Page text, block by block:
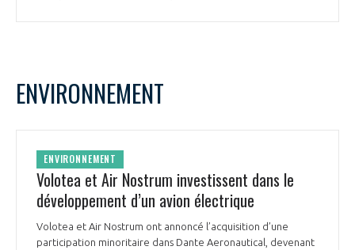
ENVIRONNEMENT
ENVIRONNEMENT
Volotea et Air Nostrum investissent dans le
développement d’un avion électrique
Volotea et Air Nostrum ont annoncé l’acquisition d’une
participation minoritaire dans Dante Aeronautical, devenant